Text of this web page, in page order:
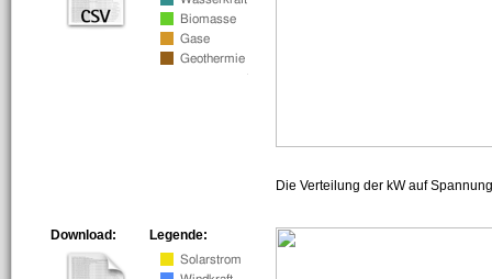
Die Verteilung der kW auf
Legende:
Download: